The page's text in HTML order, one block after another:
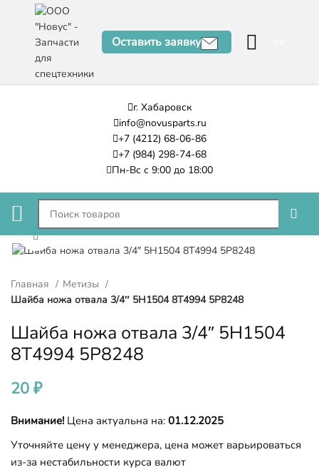
Оставить заявку
г. Хабаровск
info@novusparts.ru
+7 (4212) 68-06-86
+7 (984) 298-74-68
Пн-Вс с 9:00 до 18:00
Нажмите, чтобы увеличить
Главная
Метизы
Шайба ножа отвала 3/4″ 5H1504 8T4994 5P8248
Шайба ножа отвала 3/4″ 5H1504
8T4994 5P8248
20 ₽
Внимание! Цена актуальна на: 01.12.2025
Уточняйте цену у менеджера, цена может варьироваться
из-за нестабильности курса валют